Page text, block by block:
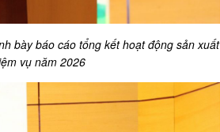
bày báo cáo tổng kết hoạt động sản xuất
vụ năm 2026